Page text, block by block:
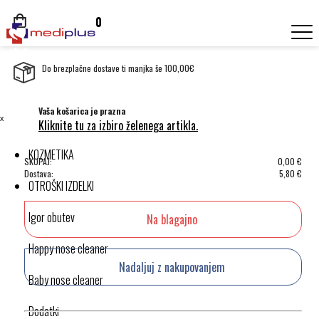
0
Do brezplačne dostave ti manjka še 100,00€
Vaša košarica je prazna
Kliknite tu za izbiro želenega artikla.
SKUPAJ: 0,00 €
Dostava:
5,80 €
Na blagajno
Nadaljuj z nakupovanjem
ˣ
KOZMETIKA
OTROŠKI IZDELKI
Igor obutev
Happy nose cleaner
Baby nose cleaner
Dodatki